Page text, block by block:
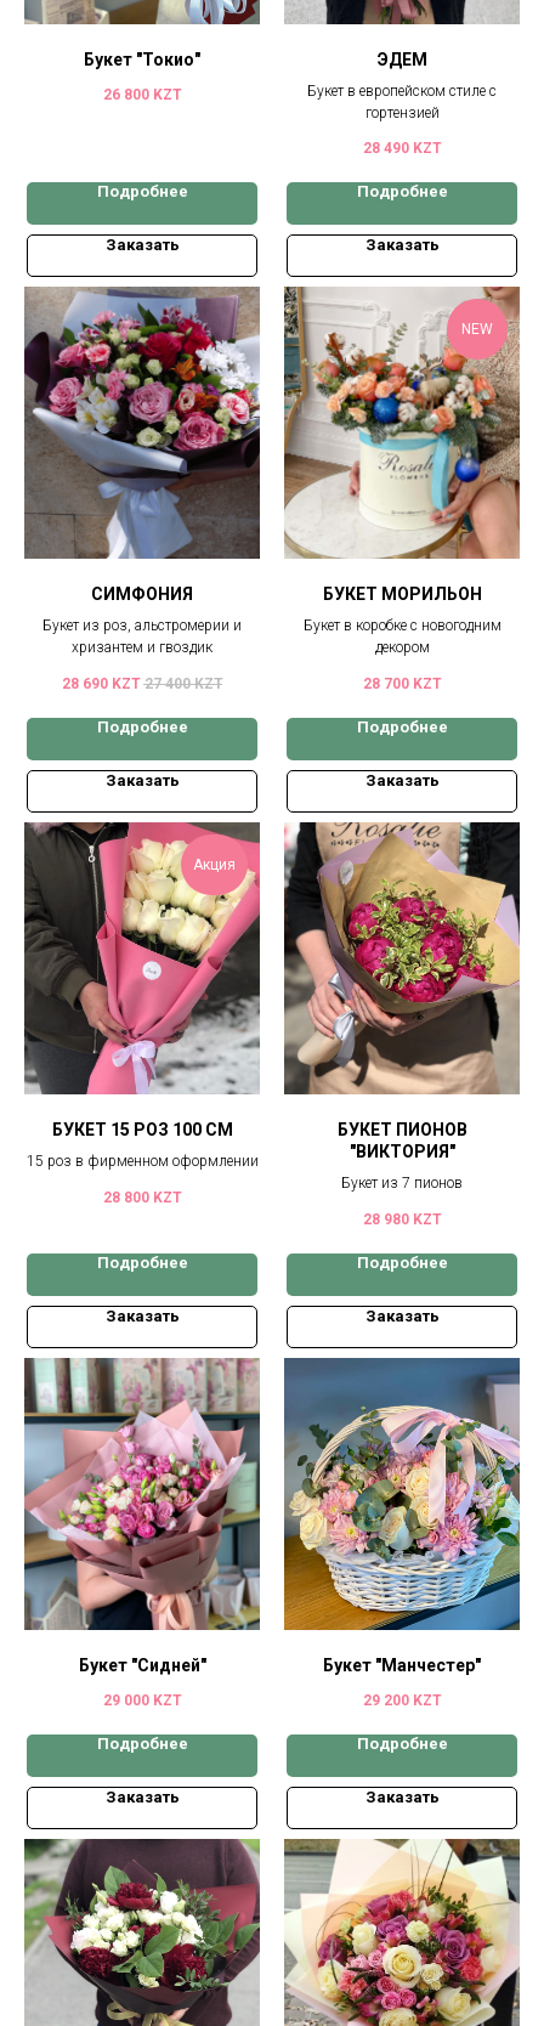
Букет "Токио"
26 800 KZT
Подробнее
Заказать
ЭДЕМ
Букет в европейском стиле с
гортензией
28 490 KZT
Подробнее
Заказать
CИМФОНИЯ
Букет из роз, альстромерии и
хризантем и гвоздик
28 690 KZT 27 400 KZT
Подробнее
Заказать
NEW
БУКЕТ МОРИЛЬОН
Букет в коробке с новогодним
декором
28 700 KZT
Подробнее
Заказать
Акция
БУКЕТ 15 РОЗ 100 СМ
15 роз в фирменном оформлении
28 800 KZT
Подробнее
Заказать
БУКЕТ ПИОНОВ
"ВИКТОРИЯ"
Букет из 7 пионов
28 980 KZT
Подробнее
Заказать
Букет "Сидней"
29 000 KZT
Подробнее
Заказать
Букет "Манчестер"
29 200 KZT
Подробнее
Заказать